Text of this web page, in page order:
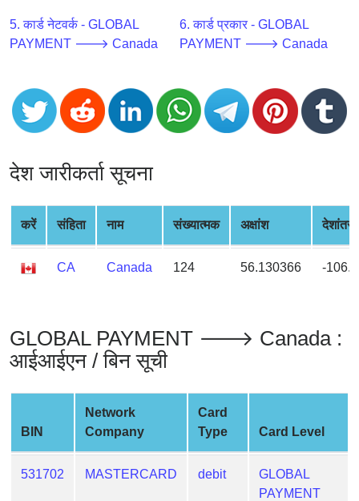
CC
Generator
Banks
Credit
Validator
Card
Random
Generate
Credit
BIN
Credit
Card
5. कार्ड नेटवर्क - GLOBAL
PAYMENT 🡒 Canada
6. कार्ड प्रकार - GLOBAL
PAYMENT 🡒 Canada
देश जारीकर्ता सूचना
करें संहिता नाम संख्यात्मक अक्षांश देशांतर
CA Canada 124 56.130366 -
GLOBAL PAYMENT 🡒 Canada :
आईआईएन / बिन सूची
BIN
Network
Company
Card
Type
Card Level
531702 MASTERCARD debit
GLOBAL
PAYMENT